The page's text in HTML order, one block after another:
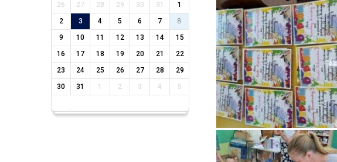
26 27 28 29 30 31
1
2
3 4 5 6 7
8
9
10 11 12 13 14
15
16
17 18 19 20 21
22
23
24 25 26 27 28
29
30
31 1 2 3 4 5